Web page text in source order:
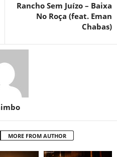
Rancho Sem Juízo – Baixa
No Roça (feat. Eman
Chabas)
MORE FROM AUTHOR